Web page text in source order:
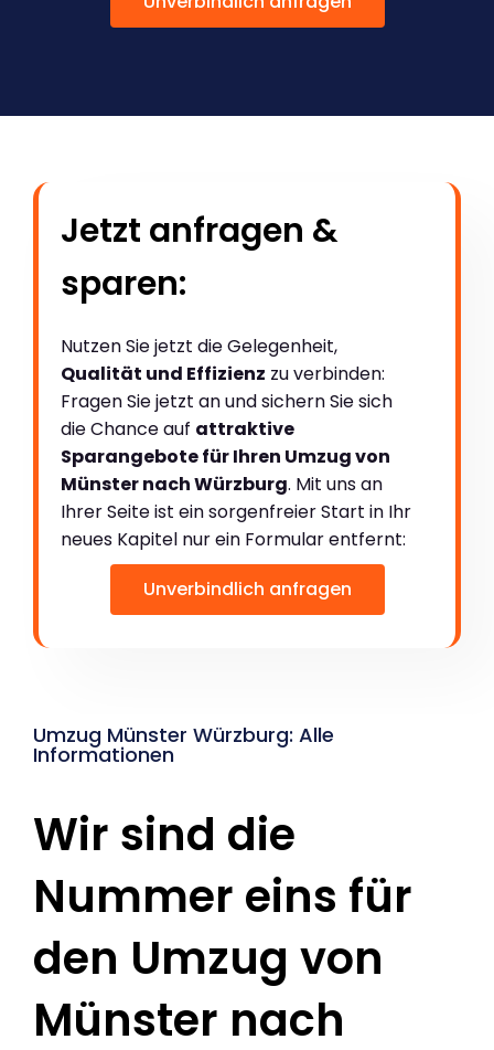
Jetzt anfragen &
sparen:
Nutzen Sie jetzt die Gelegenheit,
Qualität und Effizienz zu verbinden:
Fragen Sie jetzt an und sichern Sie sich
die Chance auf attraktive
Sparangebote für Ihren Umzug von
Münster nach Würzburg. Mit uns an
Ihrer Seite ist ein sorgenfreier Start in Ihr
neues Kapitel nur ein Formular entfernt:
Unverbindlich anfragen
Umzug Münster Würzburg: Alle
Informationen
Wir sind die
Nummer eins für
den Umzug von
Münster nach